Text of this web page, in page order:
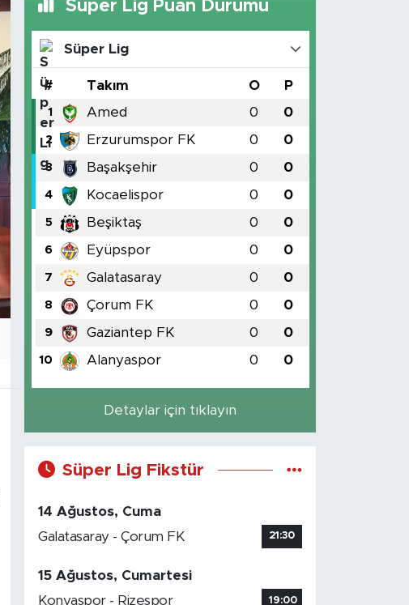
Süper Lig Puan Durumu
Süper Lig
# Takım O P
1 Amed 0 0
2 Erzurumspor FK 0 0
3 Başakşehir 0 0
4 Kocaelispor 0 0
5 Beşiktaş 0 0
6 Eyüpspor 0 0
7 Galatasaray 0 0
8 Çorum FK 0 0
9 Gaziantep FK 0 0
10 Alanyaspor 0 0
Detaylar için tıklayın
Süper Lig Fikstür
14 Ağustos, Cuma
Galatasaray - Çorum FK
21:30
15 Ağustos, Cumartesi
Konyaspor - Rizespor
19:00